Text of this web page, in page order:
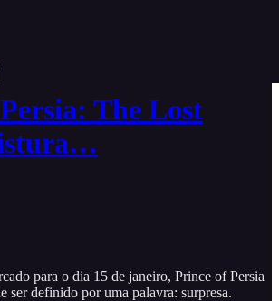
The Lost
para o dia 15 de janeiro, Prince of Persia
ser definido por uma palavra: surpresa.